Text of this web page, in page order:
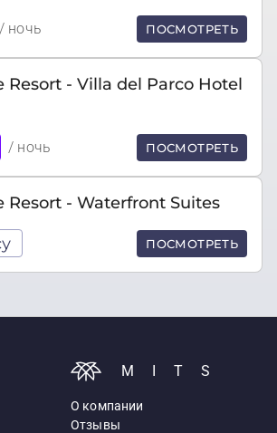
/ ночь ПОСМОТРЕТЬ
Resort - Villa del Parco Hotel
/ ночь ПОСМОТРЕТЬ
Resort - Waterfront Suites
ПОСМОТРЕТЬ
MITS
О компании
Отзывы